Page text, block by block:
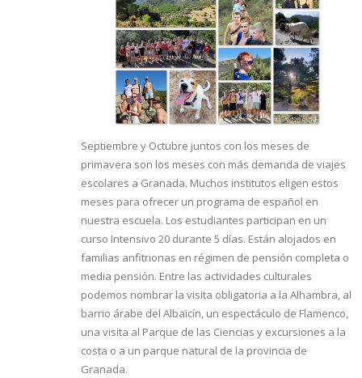
Septiembre y Octubre juntos con los meses de
primavera son los meses con más demanda de viajes
escolares a Granada. Muchos institutos eligen estos
meses para ofrecer un programa de español en
nuestra escuela. Los estudiantes participan en un
curso Intensivo 20 durante 5 días. Están alojados en
familias anfitrionas en régimen de pensión completa o
media pensión. Entre las actividades culturales
podemos nombrar la visita obligatoria a la Alhambra, al
barrio árabe del Albaicín, un espectáculo de Flamenco,
una visita al Parque de las Ciencias y excursiones a la
costa o a un parque natural de la provincia de
Granada.